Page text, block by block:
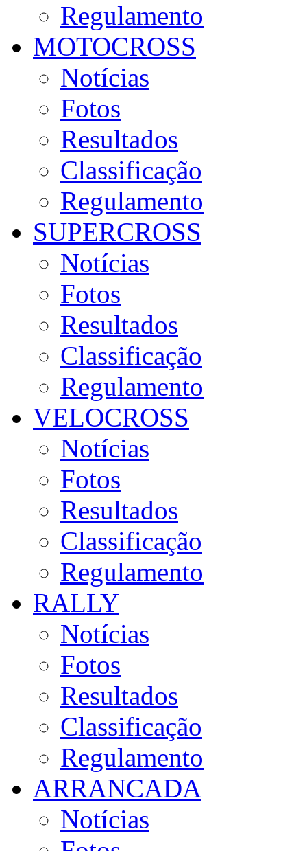
Regulamento
MOTOCROSS
Notícias
Fotos
Resultados
Classificação
Regulamento
SUPERCROSS
Notícias
Fotos
Resultados
Classificação
Regulamento
VELOCROSS
Notícias
Fotos
Resultados
Classificação
Regulamento
RALLY
Notícias
Fotos
Resultados
Classificação
Regulamento
ARRANCADA
Notícias